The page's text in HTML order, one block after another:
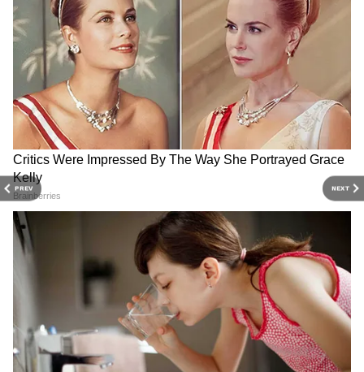
PREV NEXT
DOWNLOAD APP
RECOMMENDED STORIES
Ceiling Fan Falls in
Classroom: স্কুল চলাকালীন
ক্লাসে ছাত্রের গায়ে ভেঙে পড়ল
সিলিং ফ্যান, রক্তারক্তি কাণ্ড
NEET Controversy: নাগপুরের
পরীক্ষার্থীর পরীক্ষা সেন্টার আবু
ধাবি! ডাক্তারি পরীক্ষার ২ দিন
আগে চরম বিভ্রান্তি